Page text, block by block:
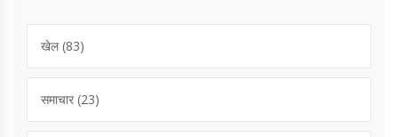
खेल(83)
समाचार (23)